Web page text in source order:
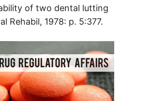
of two dental lutting
Rehabil, 1978: p. 5:377.